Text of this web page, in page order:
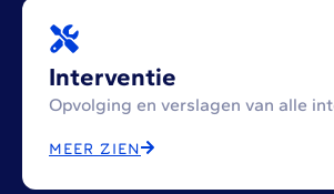
Interventie
Opvolging en verslagen van alle
MEER ZIEN